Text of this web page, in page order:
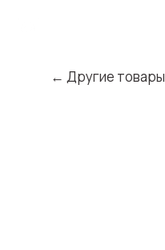
← Другие товары